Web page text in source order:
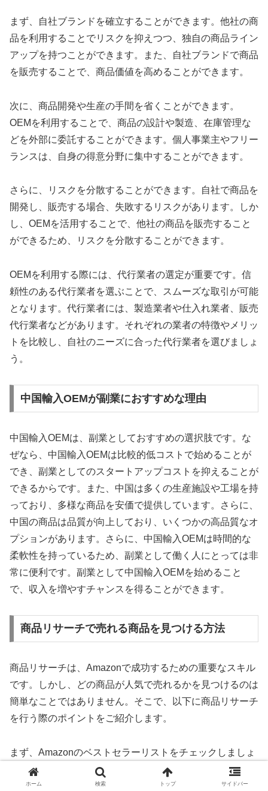
まず、自社ブランドを確立することができます。他社の商
品を利用することでリスクを抑えつつ、独自の商品ライン
アップを持つことができます。また、自社ブランドで商品
を販売することで、商品価値を高めることができます。
次に、商品開発や生産の手間を省くことができます。
OEMを利用することで、商品の設計や製造、在庫管理な
どを外部に委託することができます。個人事業主やフリー
ランスは、自身の得意分野に集中することができます。
さらに、リスクを分散することができます。自社で商品を
開発し、販売する場合、失敗するリスクがあります。しか
し、OEMを活用することで、他社の商品を販売すること
ができるため、リスクを分散することができます。
OEMを利用する際には、代行業者の選定が重要です。信
頼性のある代行業者を選ぶことで、スムーズな取引が可能
となります。代行業者には、製造業者や仕入れ業者、販売
代行業者などがあります。それぞれの業者の特徴やメリッ
トを比較し、自社のニーズに合った代行業者を選びましょ
う。
中国輸入OEMが副業におすすめな理由
中国輸入OEMは、副業としておすすめの選択肢です。な
ぜなら、中国輸入OEMは比較的低コストで始めることが
でき、副業としてのスタートアップコストを抑えることが
できるからです。また、中国は多くの生産施設や工場を持
っており、多様な商品を安価で提供しています。さらに、
中国の商品は品質が向上しており、いくつかの高品質なオ
プションがあります。さらに、中国輸入OEMは時間的な
柔軟性を持っているため、副業として働く人にとっては非
常に便利です。副業として中国輸入OEMを始めること
で、収入を増やすチャンスを得ることができます。
商品リサーチで売れる商品を見つける方法
商品リサーチは、Amazonで成功するための重要なスキル
です。しかし、どの商品が人気で売れるかを見つけるのは
簡単なことではありません。そこで、以下に商品リサーチ
を行う際のポイントをご紹介します。
まず、Amazonのベストセラーリストをチェックしましょ
う。ベストセラーリストは、人気のある商品がランキング
形式で表示されるため、需要の高い商品を見つけるのに役
ホーム 検索 トップ サイドバー